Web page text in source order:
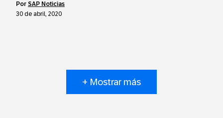
por SAP Noticias
30 de abril, 2020
+ Mostrar más